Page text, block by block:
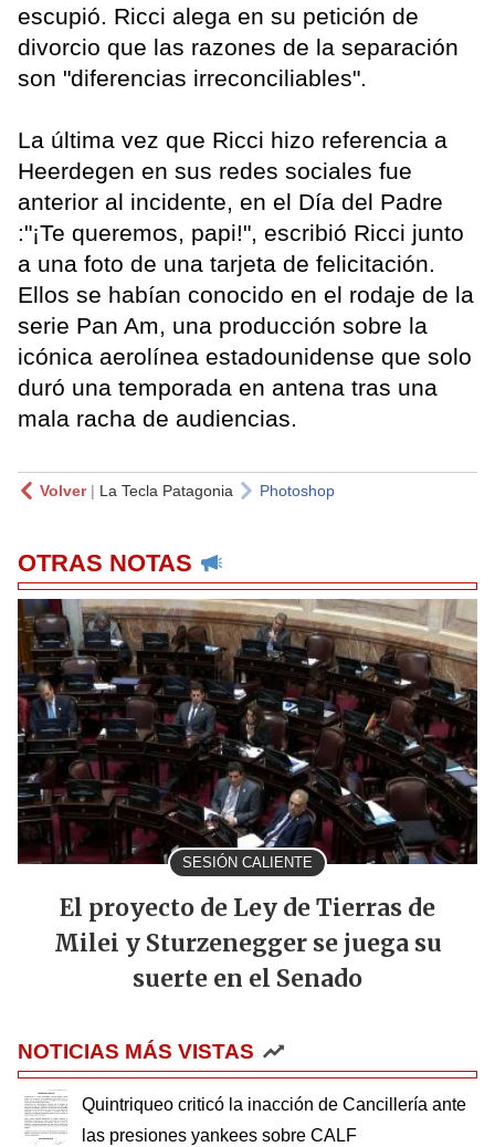
escupió. Ricci alega en su petición de
divorcio que las razones de la separación
son "diferencias irreconciliables".
La última vez que Ricci hizo referencia a
Heerdegen en sus redes sociales fue
anterior al incidente, en el Día del Padre
:"¡Te queremos, papi!", escribió Ricci junto
a una foto de una tarjeta de felicitación.
Ellos se habían conocido en el rodaje de la
serie Pan Am, una producción sobre la
icónica aerolínea estadounidense que solo
duró una temporada en antena tras una
mala racha de audiencias.
Volver| La Tecla Patagonia Photoshop
OTRAS NOTAS
SESIÓN CALIENTE
El proyecto de Ley de Tierras de
Milei y Sturzenegger se juega su
suerte en el Senado
NOTICIAS MÁS VISTAS
Quintriqueo criticó la inacción de Cancillería ante
las presiones yankees sobre CALF